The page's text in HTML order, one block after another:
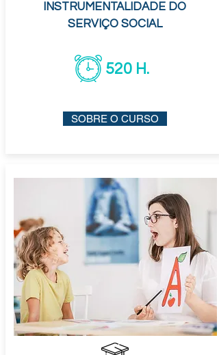
INSTRUMENTALIDADE DO
SERVIÇO SOCIAL
520 H.
SOBRE O CURSO